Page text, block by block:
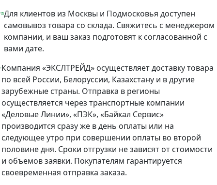
Для клиентов из Москвы и Подмосковья доступен
самовывоз товара со склада. Свяжитесь с менеджером
компании, и ваш заказ подготовят к согласованной с
вами дате.
Компания «ЭКСЛТРЕЙД» осуществляет доставку товара
по всей России, Белоруссии, Казахстану и в другие
зарубежные страны. Отправка в регионы
осуществляется через транспортные компании
«Деловые Линии», «ПЭК», «Байкал Сервис»
производится сразу же в день оплаты или на
следующее утро при совершении оплаты во второй
половине дня. Сроки отгрузки не зависят от стоимости
и объемов заявки. Покупателям гарантируется
своевременная отправка заказа.